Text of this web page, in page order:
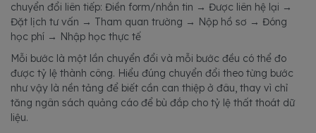
chuyển đổi liên tiếp: Điền form/nhắn tin → Được liên hệ lại →
Đặt lịch tư vấn → Tham quan trường → Nộp hồ sơ → Đóng
học phí → Nhập học thực tế
Mỗi bước là một lần chuyển đổi và mỗi bước đều có thể đo
được tỷ lệ thành công. Hiểu đúng chuyển đổi theo từng bước
như vậy là nền tảng để biết cần can thiệp ở đâu, thay vì chỉ
tăng ngân sách quảng cáo để bù đắp cho tỷ lệ thất thoát dữ
liệu.